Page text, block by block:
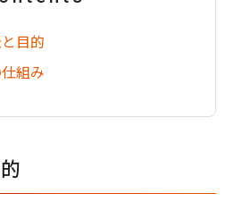
目的
組み